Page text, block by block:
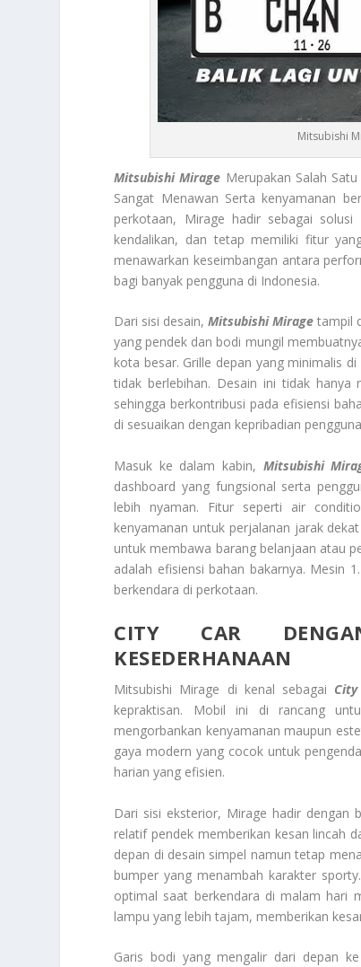
Mitsubishi
Mitsubishi Mirage Merupakan Salah
Sangat Menawan Serta kenyamanan
perkotaan, Mirage hadir sebagai
kendalikan, dan tetap memiliki fitur
menawarkan keseimbangan antara
bagi banyak pengguna di Indonesia.
Dari sisi desain,Mitsubishi Mirage tampil
yang pendek dan bodi mungil
kota besar. Grille depan yang minimalis
tidak berlebihan. Desain ini tidak
sehingga berkontribusi pada efisiensi
di sesuaikan dengan kepribadian
Masuk ke dalam kabin, Mitsubishi
dashboard yang fungsional serta
lebih nyaman. Fitur seperti air
kenyamanan untuk perjalanan jarak
untuk membawa barang belanjaan atau
adalah efisiensi bahan bakarnya. Mesin
berkendara di perkotaan.
CITY CAR
KESEDERHANAAN
Mitsubishi Mirage di kenal sebagai
kepraktisan. Mobil ini di rancang
mengorbankan kenyamanan maupun
gaya modern yang cocok untuk
harian yang efisien.
Dari sisi eksterior, Mirage hadir dengan
relatif pendek memberikan kesan lincah
depan di desain simpel namun tetap
bumper yang menambah karakter
optimal saat berkendara di malam hari
lampu yang lebih tajam, memberikan
Garis bodi yang mengalir dari depan